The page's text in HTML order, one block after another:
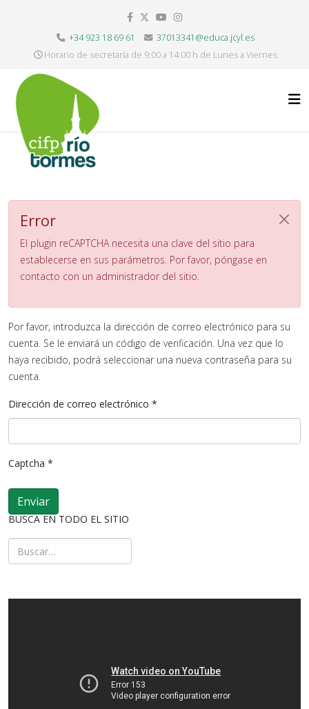
+34 923 18 69 61
37013341@educa.jcyl.es
Horario de secretaría de 9:00 a 14:00 h de Lunes a Viernes
Error
El plugin reCAPTCHA necesita una clave del sitio para
establecerse en sus parámetros. Por favor, póngase en
contacto con un administrador del sitio.
Por favor, introduzca la dirección de correo electrónico para su
cuenta. Se le enviará un código de verificación. Una vez que lo
haya recibido, podrá seleccionar una nueva contraseña para su
cuenta.
Dirección de correo electrónico *
Captcha *
Enviar
BUSCA EN TODO EL SITIO
Buscar